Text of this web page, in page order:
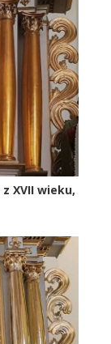
XVII wieku,